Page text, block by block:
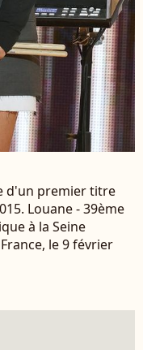
d'un premier titre
Louane - 39ème
à la Seine
le 9 février